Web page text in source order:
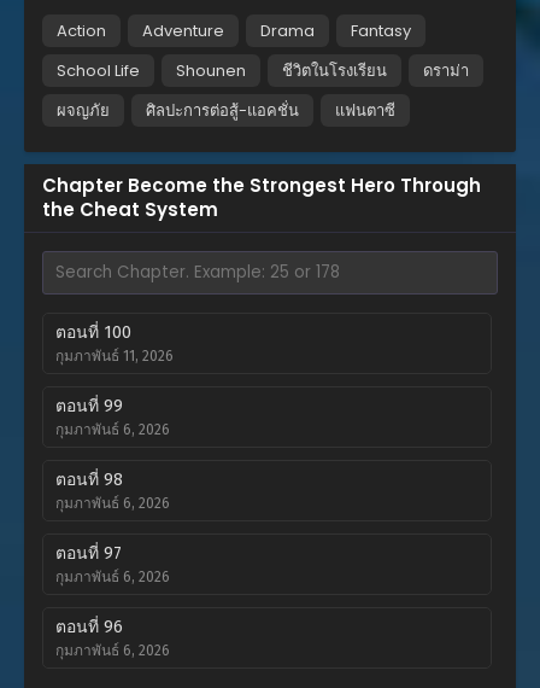
Action Adventure Drama
Fantasy
School Life
Shounen ชีวิตในโรงเรียน
ดราม่า
ผจญภัย
ศิลปะการต่อสู้-แอคชั่น แฟนตาซี
Chapter Become the Strongest Hero Through
the Cheat System
ตอนที่ 100
กุมภาพันธ์ 11, 2026
ตอนที่ 99
กุมภาพันธ์ 6, 2026
ตอนที่ 98
กุมภาพันธ์ 6, 2026
ตอนที่ 97
กุมภาพันธ์ 6, 2026
ตอนที่ 96
กุมภาพันธ์ 6, 2026